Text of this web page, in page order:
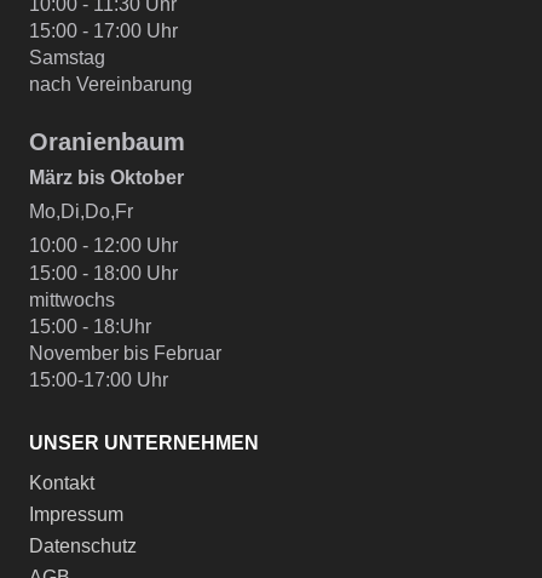
10:00 - 11:30 Uhr
15:00 - 17:00 Uhr
Samstag
nach Vereinbarung
Oranienbaum
März bis Oktober
Mo,Di,Do,Fr
10:00 - 12:00 Uhr
15:00 - 18:00 Uhr
mittwochs
15:00 - 18:Uhr
November bis Februar
15:00-17:00 Uhr
UNSER UNTERNEHMEN
Kontakt
Impressum
Datenschutz